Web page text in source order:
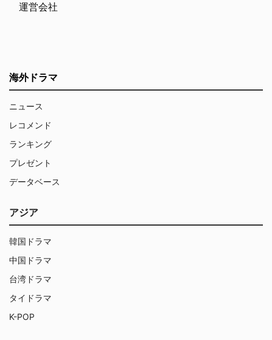
運営会社
海外ドラマ
ニュース
レコメンド
ランキング
プレゼント
データベース
アジア
韓国ドラマ
中国ドラマ
台湾ドラマ
タイドラマ
K-POP